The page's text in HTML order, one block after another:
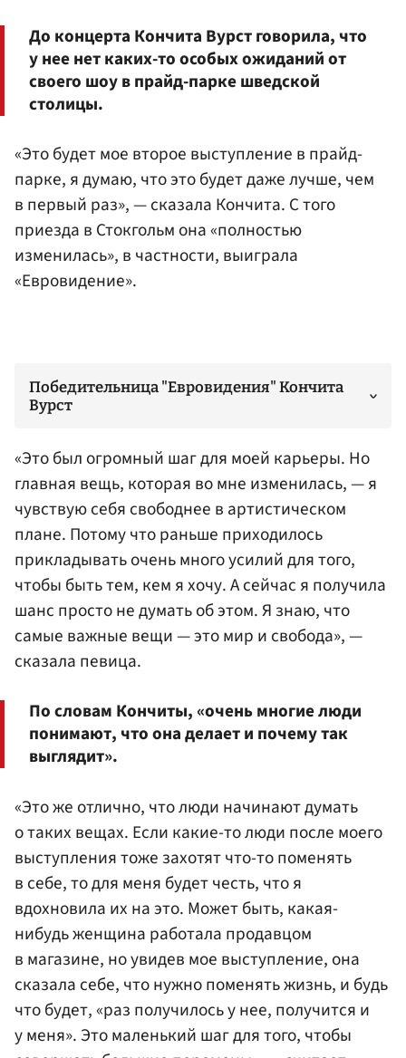
До концерта Кончита Вурст говорила, что
у нее нет каких-то особых ожиданий от
своего шоу в прайд-парке шведской
столицы.
«Это будет мое второе выступление в прайд-
парке, я думаю, что это будет даже лучше, чем
в первый раз», — сказала Кончита. С того
приезда в Стокгольм она «полностью
изменилась», в частности, выиграла
«Евровидение».
Победительница "Евровидения" Кончита
Вурст
«Это был огромный шаг для моей карьеры. Но
главная вещь, которая во мне изменилась, — я
чувствую себя свободнее в артистическом
плане. Потому что раньше приходилось
прикладывать очень много усилий для того,
чтобы быть тем, кем я хочу. А сейчас я получила
шанс просто не думать об этом. Я знаю, что
самые важные вещи — это мир и свобода», —
сказала певица.
По словам Кончиты, «очень многие люди
понимают, что она делает и почему так
выглядит».
«Это же отлично, что люди начинают думать
о таких вещах. Если какие-то люди после моего
выступления тоже захотят что-то поменять
в себе, то для меня будет честь, что я
вдохновила их на это. Может быть, какая-
нибудь женщина работала продавцом
в магазине, но увидев мое выступление, она
сказала себе, что нужно поменять жизнь, и будь
что будет, «раз получилось у нее, получится и
у меня». Это маленький шаг для того, чтобы